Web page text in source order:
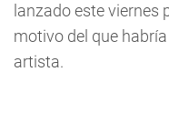
lanzado este viernes
motivo del que
artista.